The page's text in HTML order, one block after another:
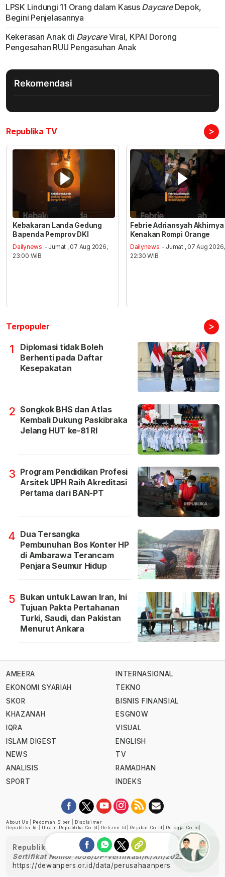
LPSK Lindungi 11 Orang dalam Kasus DaycareDepok,
Begini Penjelasannya
Kekerasan Anak di DaycareViral, KPAI Dorong
Pengesahan RUU Pengasuhan Anak
Rekomendasi
Republika TV >
Kebakaran Landa Gedung
Bapenda Pemprov DKI
Dailynews - Jumat , 07 Aug 2026,
23:00 WIB
Febrie Adriansyah Akhirnya
Kenakan Rompi Orange
Dailynews - Jumat , 07 Aug 2026,
22:30 WIB
Terpopuler >
1
Diplomasi tidak Boleh
Berhenti pada Daftar
Kesepakatan
2 Songkok BHS dan Atlas
Kembali Dukung Paskibraka
Jelang HUT ke-81 RI
3 Program Pendidikan Profesi
Arsitek UPH Raih Akreditasi
Pertama dari BAN-PT
4 Dua Tersangka
Pembunuhan Bos Konter HP
di Ambarawa Terancam
Penjara Seumur Hidup
5 Bukan untuk Lawan Iran, Ini
Tujuan Pakta Pertahanan
Turki, Saudi, dan Pakistan
Menurut Ankara
AMEERA
EKONOMI SYARIAH
SKOR
KHAZANAH
IQRA
ISLAM DIGEST
NEWS
ANALISIS
SPORT
INTERNASIONAL
TEKNO
BISNIS FINANSIAL
ESGNOW
VISUAL
ENGLISH
TV
RAMADHAN
INDEKS
About Us Pedoman Siber
Disclaimer
Republika.id
Ihram.republika.co.id Retizen.id Rejabar.co.id Rejogja.co.id
Republika telah diverifikasi oleh Dewan Pers
Sertifikat Nomor 1058/DP-Verifikasi/K/XII/2022
https://dewanpers.or.id/data/perusahaanpers